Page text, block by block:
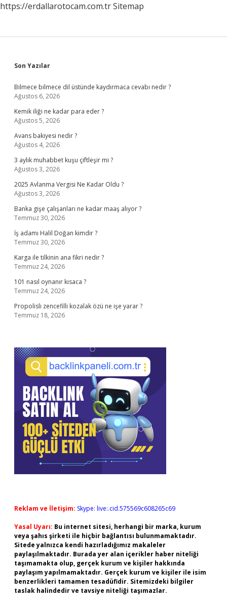
https://erdallarotocam.com.trSitemap
Sidebar
Son Yazılar
Bilmece bilmece dil üstünde kaydırmaca cevabı nedir ?
Ağustos 6, 2026
Kemik iliği ne kadar para eder ?
Ağustos 5, 2026
Avans bakiyesi nedir ?
Ağustos 4, 2026
3 aylık muhabbet kuşu çiftleşir mi ?
Ağustos 3, 2026
2025 Avlanma Vergisi Ne Kadar Oldu ?
Ağustos 3, 2026
Banka gişe çalışanları ne kadar maaş alıyor ?
Temmuz 30, 2026
İş adamı Halil Doğan kimdir ?
Temmuz 30, 2026
Karga ile tilkinin ana fikri nedir ?
Temmuz 24, 2026
101 nasıl oynanır kısaca ?
Temmuz 24, 2026
Propolisli zencefilli kozalak özü ne işe yarar ?
Temmuz 18, 2026
Reklam ve İletişim: Skype: live:.cid.575569c608265c69
Yasal Uyarı: Bu internet sitesi, herhangi bir marka, kurum
veya şahıs şirketi ile hiçbir bağlantısı bulunmamaktadır.
Sitede yalnızca kendi hazırladığımız makaleler
paylaşılmaktadır. Burada yer alan içerikler haber niteliği
taşımamakta olup, gerçek kurum ve kişiler hakkında
paylaşım yapılmamaktadır. Gerçek kurum ve kişiler ile isim
benzerlikleri tamamen tesadüfidir. Sitemizdeki bilgiler
taslak halindedir ve tavsiye niteliği taşımazlar.